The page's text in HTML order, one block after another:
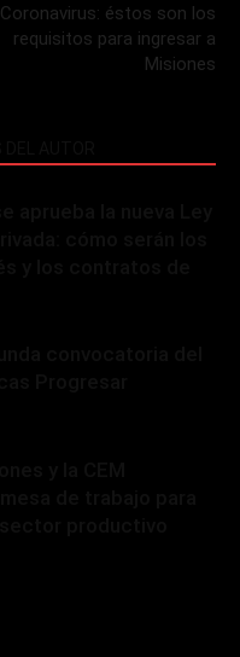
Coronavirus: éstos son los
requisitos para ingresar a
Misiones